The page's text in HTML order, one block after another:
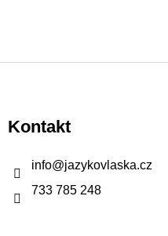
p
aKontakt
info@jazykovlaska.cz
733 785 248